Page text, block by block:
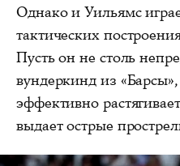
Однако и Уильямс
тактических
Пусть он не столь
вундеркинд из
эффективно
выдает острые